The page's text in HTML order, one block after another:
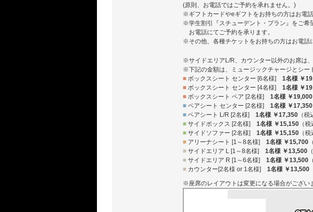
(原則、お電話ではご予約を承れません。)
※ギフトカードやeギフトをお持ちの方はお電話
※学生割引『スチューデント・プラン』をご希
お電話にてご予約を承ります。
※その他、各種チケットをお持ちの方はお電話
※サイドエリアL/R、カウンター以外のお席は
※下記の金額は、ミュージックチャージとシー
■ ボックスシート センター [6名様] 1名様 ￥
■ ボックスシート センター [4名様] 1名様 ￥
■ ボックスシート ペア [2名様] 1名様 ￥19,000
■ ペアシート センター [2名様] 1名様 ￥17,350
■ ペアシート L/R [2名様] 1名様 ￥17,350 （税
■ サイドボックス [2名様] 1名様 ￥15,150 （税
■ サイドソファー [2名様] 1名様 ￥15,150 （税
■ アリーナシート [1～8名様] 1名様 ￥15,700
■ サイドエリア L [1～8名様] 1名様 ￥13,500
■ サイドエリア R [1～6名様] 1名様 ￥13,500
■ カウンター[2名様 or 1名様] 1名様 ￥13,500
※座席のレイアウトは変更になる場合がござい